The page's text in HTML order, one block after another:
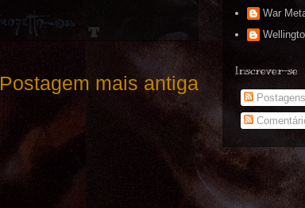
Postagem mais antiga
War
Inscrever-se
Postagens